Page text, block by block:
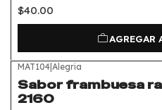
$40.00
AGREGAR
MAT104|Alegria
Sabor frambuesa
2160